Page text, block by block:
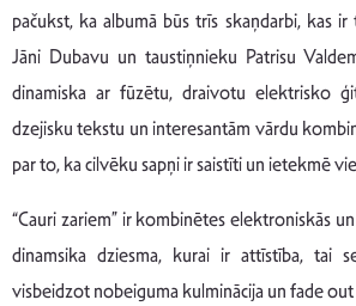
pačukst, ka albumā būs trīs skaņdarbi, kas
Jāni Dubavu un taustiņnieku Patrisu
dinamiska ar fūzētu, draivotu elektrisko
dzejisku tekstu un interesantām vārdu
par to, ka cilvēku sapņi ir saistīti un ietekmē
“Cauri zariem” ir kombinētes elektroniskās
dinamsika dziesma, kurai ir attīstība, tai
visbeidzot nobeiguma kulminācija un fade